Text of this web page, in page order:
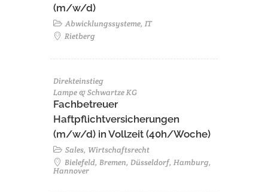
(m/w/d)
Abwicklungssysteme, IT
Rietberg
Direkteinstieg
Lampe & Schwartze KG
Fachbetreuer
Haftpflichtversicherungen
(m/w/d) in Vollzeit (40h/Woche)
Sales, Wirtschaftsrecht
Bielefeld, Bremen, Düsseldorf, Hamburg,
Hannover